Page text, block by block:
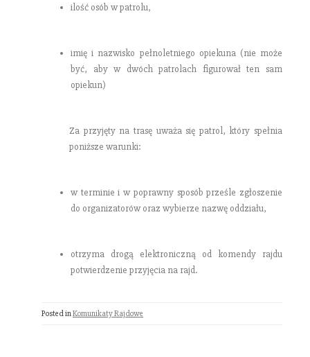
ilość osób w patrolu,
imię i nazwisko pełnoletniego opiekuna (nie może
być, aby w dwóch patrolach figurował ten sam
opiekun)
Za przyjęty na trasę uważa się patrol, który spełnia
poniższe warunki:
w terminie i w poprawny sposób prześle zgłoszenie
do organizatorów oraz wybierze nazwę oddziału,
otrzyma drogą elektroniczną od komendy rajdu
potwierdzenie przyjęcia na rajd.
Posted inKomunikaty Rajdowe